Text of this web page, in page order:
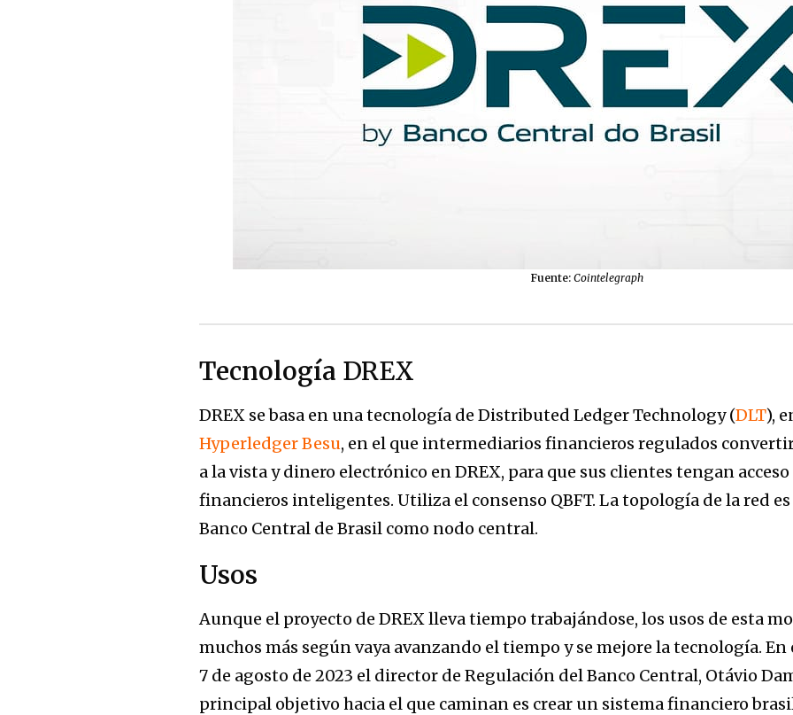
Fuente: Cointelegraph
Tecnología DREX
DREX se basa en una tecnología de Distributed Ledger Technology (DLT),
Hyperledger Besu, en el que intermediarios financieros regulados
a la vista y dinero electrónico en DREX, para que sus clientes tengan
financieros inteligentes. Utiliza el consenso QBFT. La topología de la red
Banco Central de Brasil como nodo central.
Usos
Aunque el proyecto de DREX lleva tiempo trabajándose, los usos de esta
muchos más según vaya avanzando el tiempo y se mejore la tecnología.
7 de agosto de 2023 el director de Regulación del Banco Central, Otávio
principal objetivo hacia el que caminan es crear un sistema financiero